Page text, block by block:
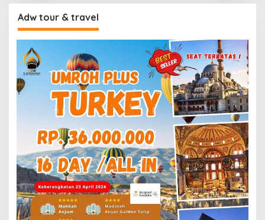
Adw tour & travel